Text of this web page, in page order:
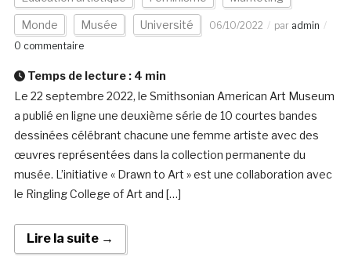
Monde Musée Université 06/10/2022 par admin
0 commentaire
Temps de lecture : 4 min
Le 22 septembre 2022, le Smithsonian American Art Museum
a publié en ligne une deuxième série de 10 courtes bandes
dessinées célébrant chacune une femme artiste avec des
œuvres représentées dans la collection permanente du
musée. L’initiative « Drawn to Art » est une collaboration avec
le Ringling College of Art and […]
Lire la suite →